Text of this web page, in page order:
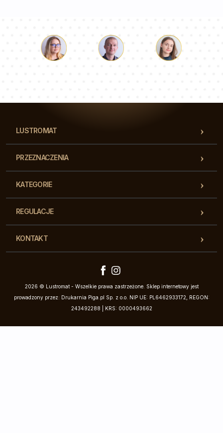
LUSTROMAT
PRZEZNACZENIA
KATEGORIE
REGULACJE
KONTAKT
2026 © Lustromat - Wszelkie prawa zastrzeżone. Sklep internetowy jest
prowadzony przez: Drukarnia Piga.pl Sp. z o.o. NIP UE: PL6462933172, REGON:
243492288 | KRS: 0000493662